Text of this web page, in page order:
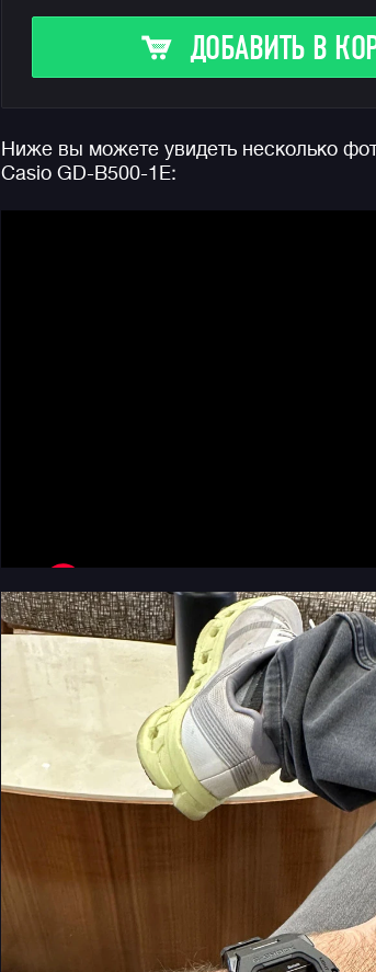
отображать все метрики дневной
специальном приложение CASIO
максимально удобном и наглядном
секундомером, которые можно
интервальных тренировок.
подсветку и еще более десятка
ДОБАВИТЬ В
Ниже вы можете увидеть несколько
Casio GD-B500-1E: